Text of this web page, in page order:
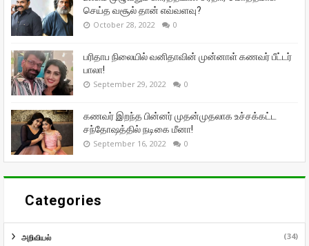
செய்த வசூல் தான் எவ்வளவு?
October 28, 2022 0
பரிதாப நிலையில் வனிதாவின் முன்னாள் கணவர் பீட்டர்
பாலா!
September 29, 2022 0
கணவர் இறந்த பின்னர் முதன்முதலாக உச்சக்கட்ட
சந்தோஷத்தில் நடிகை மீனா!
September 16, 2022 0
Categories
அறிவியல் (34)